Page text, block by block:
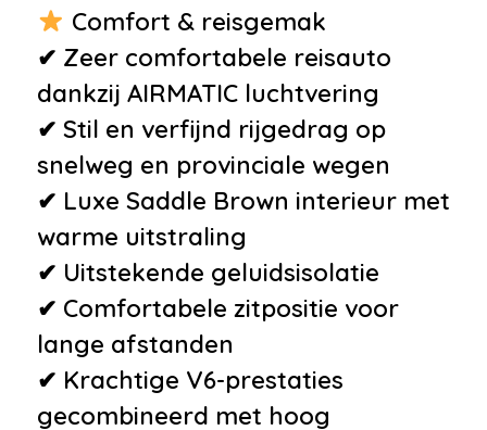
•Parkeer pakket
Parkeerpakket met 360°-
camera
Schakelmogelijkheid aan
stuurwiel
Spiegel-pakket
•Spiegelpakket
Stoelverwarming voor
Binnen/buitenspiegel aut.
dimmend
Bluetooth
Comfort & reisgemak
✔ Zeer comfortabele reisauto
dankzij AIRMATIC luchtvering
✔ Stil en verfijnd rijgedrag op
snelweg en provinciale wegen
✔ Luxe Saddle Brown interieur met
warme uitstraling
✔ Uitstekende geluidsisolatie
✔ Comfortabele zitpositie voor
lange afstanden
✔ Krachtige V6-prestaties
gecombineerd met hoog